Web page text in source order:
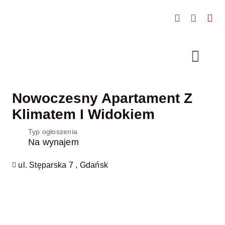
Kup dla siebie
Nowoczesny Apartament Z
Klimatem I Widokiem
Typ ogłoszenia
Na wynajem
ul. Stęparska 7 , Gdańsk